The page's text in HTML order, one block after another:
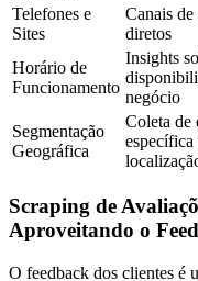
Telefones e
Sites
Canais
diretos
Horário de
Funcionamento
Insights
negócio
Segmentação
Geográfica
Coleta de
específica
Scraping de
Aproveitando o
O feedback dos clientes é